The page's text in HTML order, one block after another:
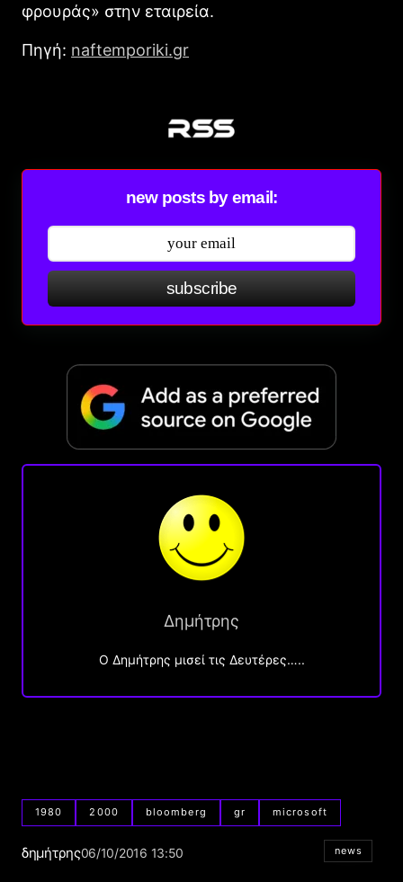
φρουράς» στην εταιρεία.
Πηγή: naftemporiki.gr
new posts by email:
subscribe
Δημήτρης
O Δημήτρης μισεί τις Δευτέρες…..
1980 2000 bloomberg gr microsoft
δημήτρης06/10/2016 13:50 news